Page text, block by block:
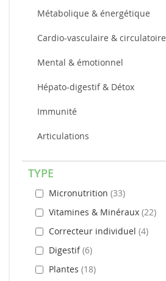
Métabolique & énergétique
Cardio-vasculaire & circulatoire
Mental & émotionnel
Hépato-digestif & Détox
Immunité
Articulations
TYPE
Micronutrition 33
Vitamines & Minéraux 22
Correcteur individuel 4
Digestif 6
Plantes 18